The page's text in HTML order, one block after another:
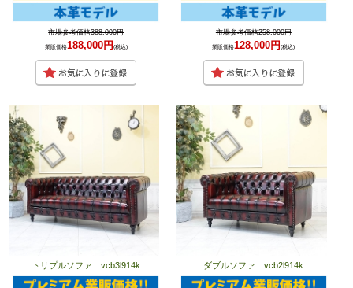
市場参考価格388,000円
業販価格188,000円 (税込)
市場参考価格258,000円
業販価格128,000円(税込)
トリプルソファ vcb3l914k ダブルソファ vcb2l914k